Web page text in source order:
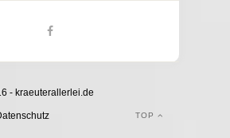
- kraeuterallerlei.de
TOP